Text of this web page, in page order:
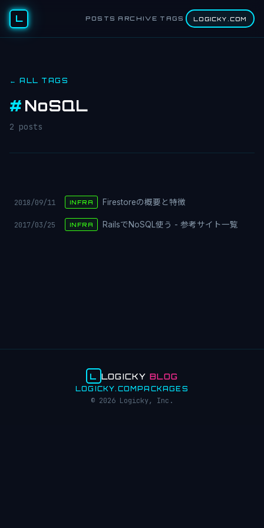
L POSTS ARCHIVE TAGS LOGICKY.COM
← ALL TAGS
# NoSQL
2 posts
2018/09/11 INFRA Firestoreの概要と特徴
2017/03/25 INFRA RailsでNoSQL使う - 参考サイト一覧
L LOGICKYBLOG
LOGICKY.COM PACKAGES
© 2026 Logicky, Inc.